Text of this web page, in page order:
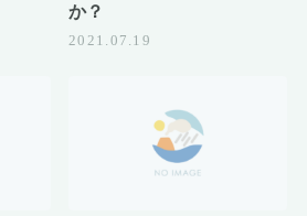
か？
2021.07.19